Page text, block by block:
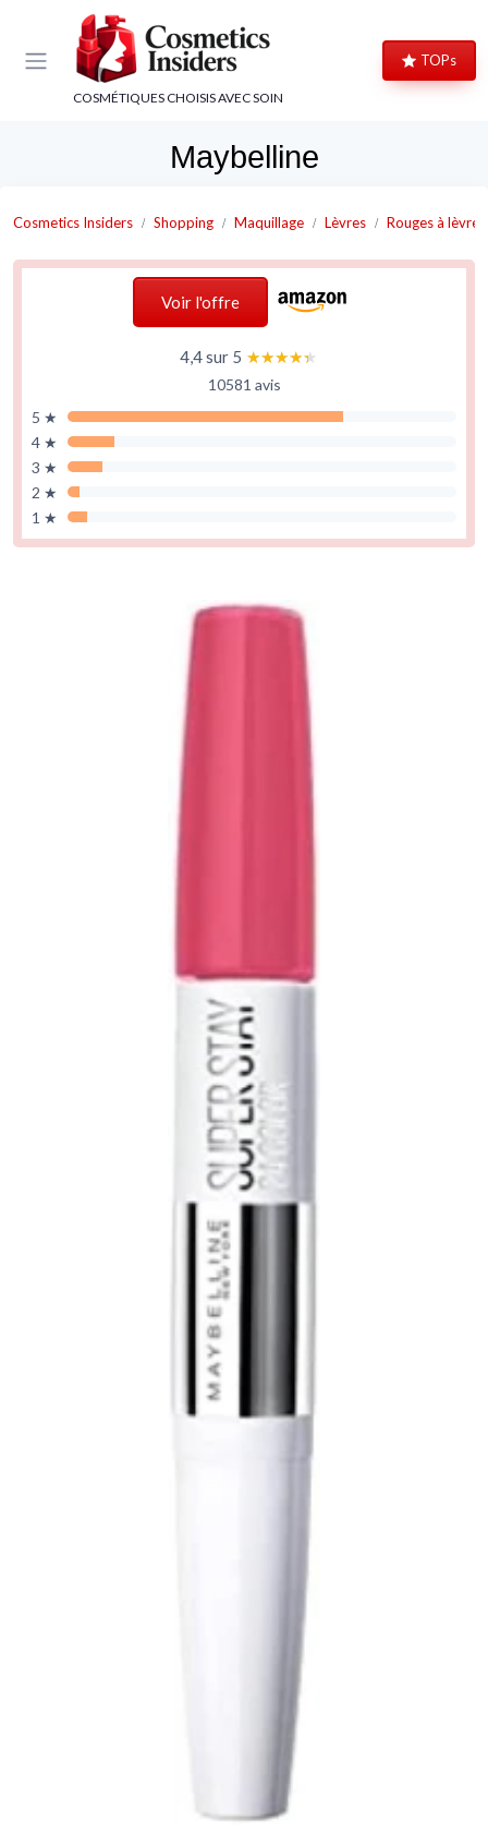
COSMÉTIQUES CHOISIS AVEC SOIN
TOPs
Maybelline
Cosmetics Insiders Shopping Maquillage Lèvres Rouges à lèvres
Voir l'offre
4,4 sur 5 ★★★★★
★★★★★
10581 avis
5 ★
4 ★
3 ★
2 ★
1 ★
Panneau de gestion des cookies